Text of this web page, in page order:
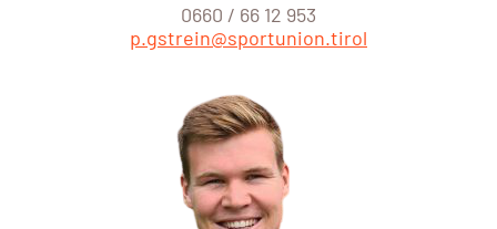
0660 / 66 12 953
p.gstrein@sportunion.tirol